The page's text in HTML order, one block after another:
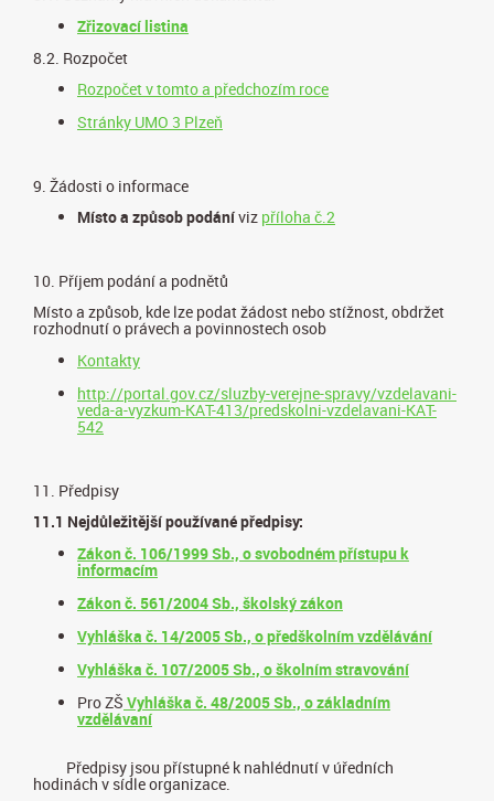
Zřizovací listina
8.2. Rozpočet
Rozpočet v tomto a předchozím roce
Stránky UMO 3 Plzeň
9. Žádosti o informace
Místo a způsob podáníviz příloha č.2
10. Příjem podání a podnětů
Místo a způsob, kde lze podat žádost nebo stížnost, obdržet
rozhodnutí o právech a povinnostech osob
Kontakty
http://portal.gov.cz/sluzby-verejne-spravy/vzdelavani-
veda-a-vyzkum-KAT-413/predskolni-vzdelavani-KAT-
542
11. Předpisy
11.1 Nejdůležitější používané předpisy:
Zákon č. 106/1999 Sb., o svobodném přístupu k
informacím
Zákon č. 561/2004 Sb., školský zákon
Vyhláška č. 14/2005 Sb., o předškolním vzdělávání
Vyhláška č. 107/2005 Sb., o školním stravování
Pro ZŠ Vyhláška č. 48/2005 Sb., o základním
vzdělávaní
Předpisy jsou přístupné k nahlédnutí v úředních
hodinách v sídle organizace.